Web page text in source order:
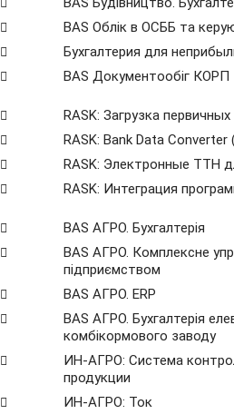
BAS Облік в ОСББ та
Бухгалтерия для
BAS Документообіг КОРП
RASK: Загрузка
RASK: Bank Data Сonverter
RASK: Электронные ТТН
RASK: Интеграция
BAS АГРО. Бухгалтерія
BAS АГРО. Комплексне
підприємством
BAS АГРО. ERP
BAS АГРО. Бухгалтерія
комбікормового заводу
ИН-АГРО: Система
продукции
ИН-АГРО: Ток